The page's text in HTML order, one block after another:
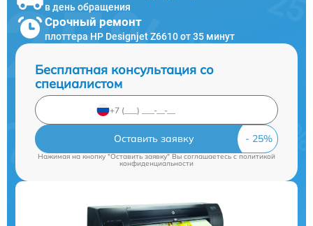
в день обращения
Срочный ремонт
плоттера HP Designjet Z6610 от 35 минут
Бесплатная консультация со
специалистом
Оставить заявку
Нажимая на кнопку "Оставить заявку" Вы соглашаетесь cполитикой
конфиденциальности